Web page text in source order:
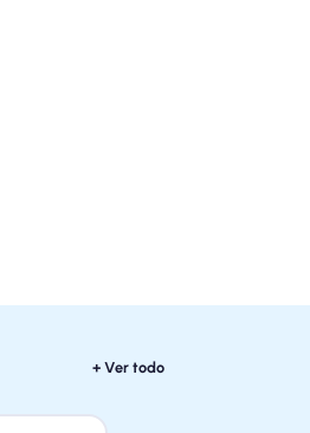
+ Ver todo